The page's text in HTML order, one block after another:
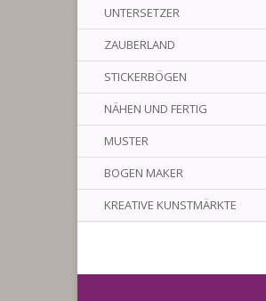
UNTERSETZER
ZAUBERLAND
STICKERBÖGEN
NÄHEN UND FERTIG
MUSTER
BOGEN MAKER
KREATIVE KUNSTMÄRKTE